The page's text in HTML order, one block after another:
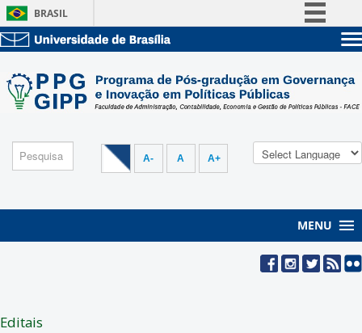
BRASIL
Participe
Legislação
Canais
Unidades acadêmicas
Estude na UnB
Graduação
Servidor
A- A A+
MENU
Editais